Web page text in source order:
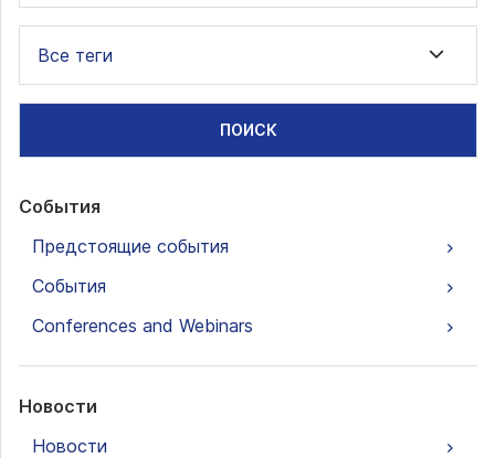
Все теги
ПОИСК
События
Предстоящие события
События
Conferences and Webinars
Новости
Новости